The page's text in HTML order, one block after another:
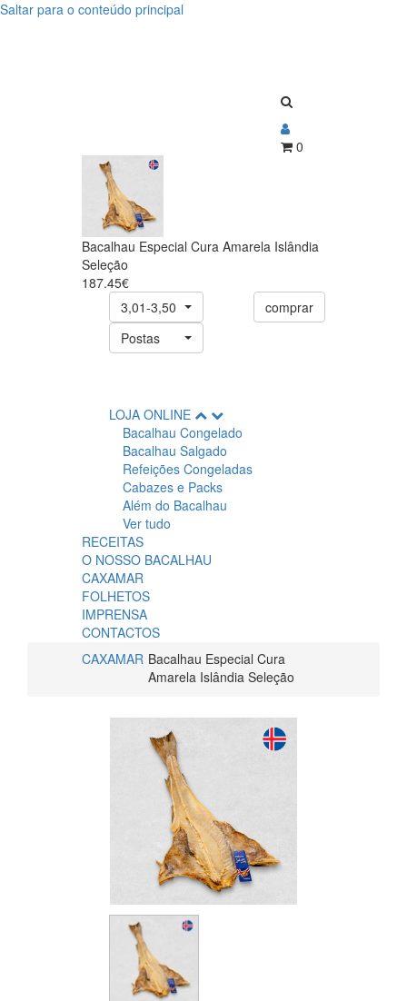
Saltar para o conteúdo principal
Islândia
Seleção
Islândia 0
Bacalhau Especial Cura Amarela Islândia
Seleção
187.45€
3,01-3,50
Postas
comprar
LOJA ONLINE
Bacalhau Congelado
Bacalhau Salgado
Refeições Congeladas
Cabazes e Packs
Além do Bacalhau
Ver tudo
RECEITAS
O NOSSO BACALHAU
CAXAMAR
FOLHETOS
IMPRENSA
CONTACTOS
CAXAMAR Bacalhau Especial Cura
Amarela Islândia Seleção